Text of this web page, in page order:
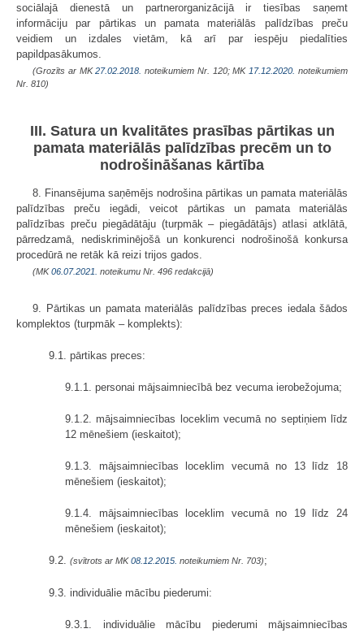
sociālajā dienestā un partnerorganizācijā ir tiesības saņemt
informāciju par pārtikas un pamata materiālās palīdzības preču
veidiem un izdales vietām, kā arī par iespēju piedalīties
papildpasākumos.
(Grozīts ar MK27.02.2018. noteikumiem Nr. 120; MK 17.12.2020. noteikumiem
Nr. 810)
III. Satura un kvalitātes prasības pārtikas un
pamata materiālās palīdzības precēm un to
nodrošināšanas kārtība
8. Finansējuma saņēmējs nodrošina pārtikas un pamata materiālās
palīdzības preču iegādi, veicot pārtikas un pamata materiālās
palīdzības preču piegādātāju (turpmāk – piegādātājs) atlasi atklātā,
pārredzamā, nediskriminējošā un konkurenci nodrošinošā konkursa
procedūrā ne retāk kā reizi trijos gados.
(MK06.07.2021. noteikumu Nr. 496 redakcijā)
9. Pārtikas un pamata materiālās palīdzības preces iedala šādos
komplektos (turpmāk – komplekts):
9.1. pārtikas preces:
9.1.1. personai mājsaimniecībā bez vecuma ierobežojuma;
9.1.2. mājsaimniecības loceklim vecumā no septiņiem līdz
12 mēnešiem (ieskaitot);
9.1.3. mājsaimniecības loceklim vecumā no 13 līdz 18
mēnešiem (ieskaitot);
9.1.4. mājsaimniecības loceklim vecumā no 19 līdz 24
mēnešiem (ieskaitot);
9.2. (svītrots ar MK08.12.2015. noteikumiem Nr. 703);
9.3. individuālie mācību piederumi:
9.3.1. individuālie mācību piederumi mājsaimniecības